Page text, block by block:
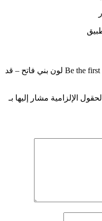
Be the first to review “Garnier Color Naturals 5.3 لون بني فاتح – قد
الحقول الإلزامية مشار إليها بـ